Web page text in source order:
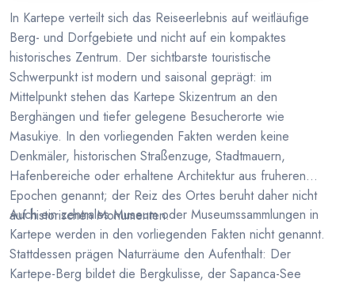
In Kartepe verteilt sich das Reiseerlebnis auf weitläufige
Berg- und Dorfgebiete und nicht auf ein kompaktes
historisches Zentrum. Der sichtbarste touristische
Schwerpunkt ist modern und saisonal geprägt: im
Mittelpunkt stehen das Kartepe Skizentrum an den
Berghängen und tiefer gelegene Besucherorte wie
Masukiye. In den vorliegenden Fakten werden keine
Denkmäler, historischen Straßenzuge, Stadtmauern,
Hafenbereiche oder erhaltene Architektur aus fruheren
Epochen genannt; der Reiz des Ortes beruht daher nicht
auf historischen Monumenten.
Auch ein zentrales Museum oder Museumssammlungen in
Kartepe werden in den vorliegenden Fakten nicht genannt.
Stattdessen prägen Naturräume den Aufenthalt: Der
Kartepe-Berg bildet die Bergkulisse, der Sapanca-See